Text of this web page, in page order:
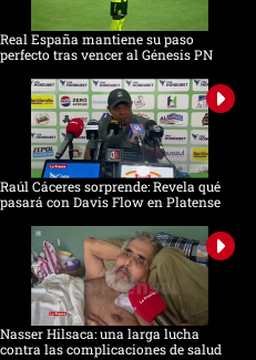
Real España mantiene su paso
perfecto tras vencer al Génesis PN
Raúl Cáceres sorprende: Revela qué
pasará con Davis Flow en Platense
Nasser Hilsaca: una larga lucha
contra las complicaciones de salud